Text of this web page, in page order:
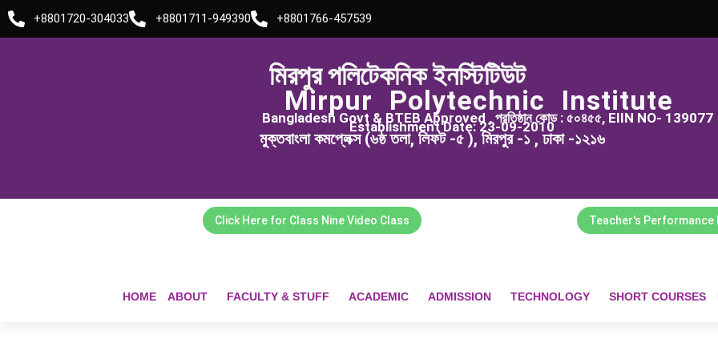
Skip
+8801720-304033 +8801711-949390 +8801766-457539
মিরপুর পলিটেকনিক ইনস্টিটিউট
Mirpur Polytechnic Institute
Bangladesh Govt & BTEB Approved , প্রতিষ্ঠান কোড : ৫০৪৫৫, EIIN NO- 139077
Establishment Date: 23-09-2010
মুক্তবাংলা কমপ্লেক্স (৬ষ্ঠ তলা, লিফট -৫ ), মিরপুর -১ , ঢাকা -১২১৬
Click Here for Class Nine Video Class Teacher's Performance
HOME ABOUT FACULTY & STUFF ACADEMIC ADMISSION TECHNOLOGY SHORT COURSES